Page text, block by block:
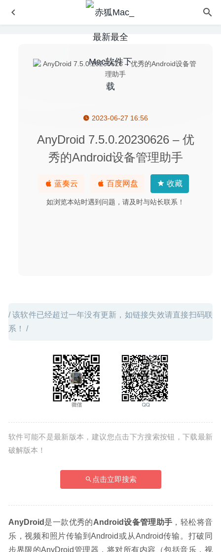
2023-06-27 16:56
AnyDroid 7.5.0.20230626 – 优
秀的Android设备管理助手
蓝奏云 百度网盘 收藏
如浏览本站时遇到问题，请及时与站长联系！
/ 该软件已经超过一年没有更新，如链接失效请直接扫码联
系！ /
软件可能不是最新版本，建议您点击下方搜索按钮，下载最新
破解版本！
点击立即搜索
AnyDroid 是一款优秀的Android设备管理助手 ，轻松将音
乐，视频和照片传输到Android或从Android传输。打破同
步界限的AnyDroid管理器，将对所有内容（包括音乐，视
iShot 1.6.7 Beta2 for Mac中文版-非常优秀的截图录屏的神
Wondershare Filmora 9.5.1.13 – 好用的视频编辑合成软件
2020-07-08
iCollections 9.7.8 中文版 – 桌面图标整理神器 2026-08-01
7 Days To Die(七日杀) 21.2b37 中文版 – 第一人称沙盒末
日生存游戏 2024-04-27